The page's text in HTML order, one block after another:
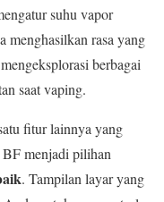
suhu vapor
menghasilkan rasa yang
berbagai
saat vaping.
fitur lainnya yang
menjadi pilihan
. Tampilan layar yang